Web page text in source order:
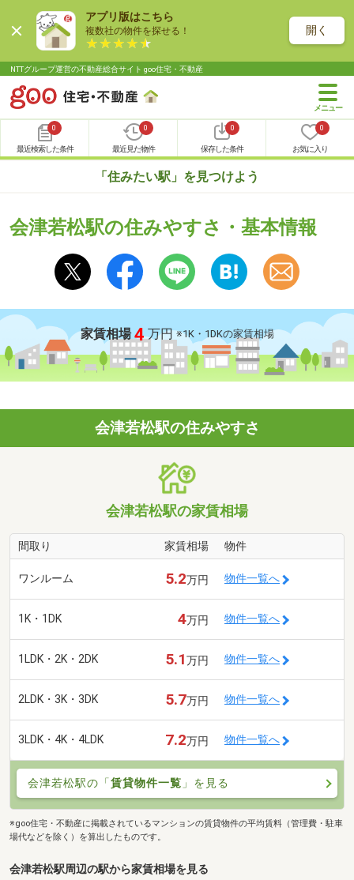
アプリ版はこちら
複数社の物件を探せる！ 開く
NTTグループ運営の不動産総合サイト goo住宅・不動産
0
最近検索した条件
0
最近見た物件
0
保存した条件
0
お気に入り
「住みたい駅」を見つけよう
会津若松駅の住みやすさ・基本情報
家賃相場 4 万円 ※1K・1DKの家賃相場
会津若松駅の住みやすさ
会津若松駅の家賃相場
間取り 家賃相場 物件
ワンルーム 5.2万円 物件一覧へ
1K・1DK 4万円 物件一覧へ
1LDK・2K・2DK 5.1万円 物件一覧へ
2LDK・3K・3DK 5.7万円 物件一覧へ
3LDK・4K・4LDK 7.2万円 物件一覧へ
会津若松駅の「賃貸物件一覧 」を見る
※goo住宅・不動産に掲載されているマンションの賃貸物件の平均賃料（管理費・駐車
場代などを除く）を算出したものです。
会津若松駅周辺の駅から家賃相場を見る